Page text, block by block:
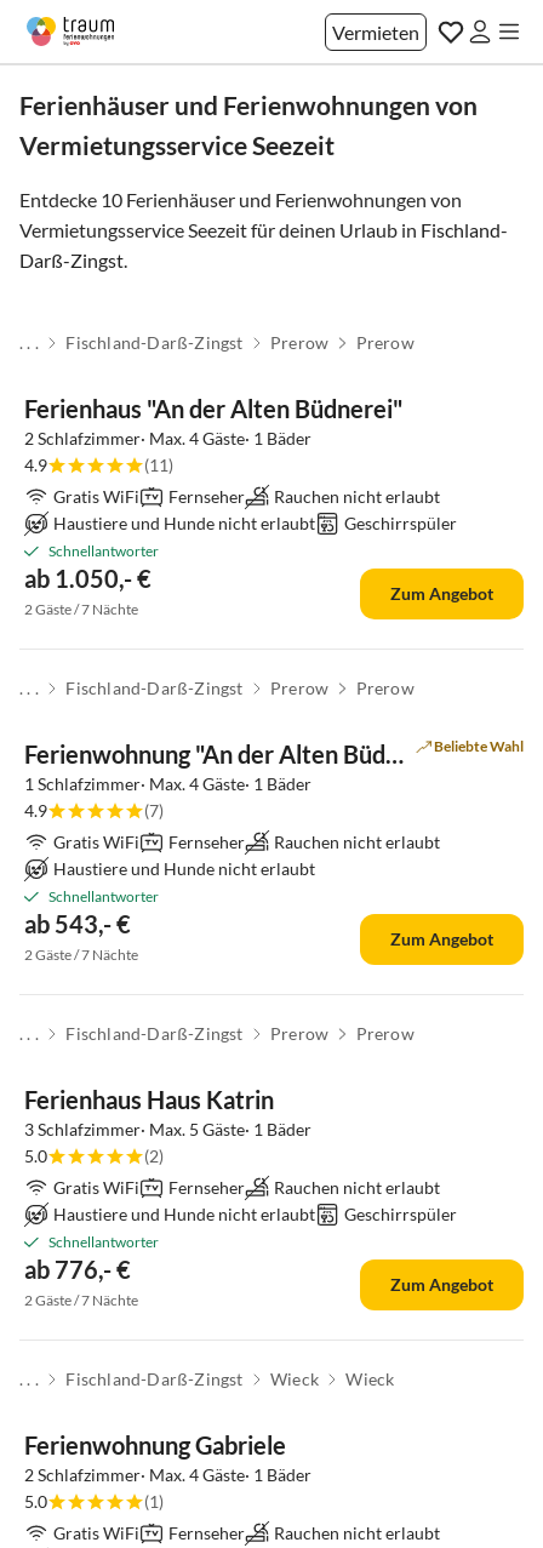
Vermieten
Ferienhäuser und Ferienwohnungen von
Vermietungsservice Seezeit
Entdecke 10 Ferienhäuser und Ferienwohnungen von
Vermietungsservice Seezeit für deinen Urlaub in Fischland-
Darß-Zingst.
. . . Fischland-Darß-Zingst Prerow Prerow
Ferienhaus "An der Alten Büdnerei"
2 Schlafzimmer· Max. 4 Gäste· 1 Bäder
4.9
(11)
Gratis WiFi
Fernseher
Rauchen nicht erlaubt
Haustiere und Hunde nicht erlaubt
Geschirrspüler
Schnellantworter
ab 1.050,- €
2 Gäste / 7 Nächte
Zum Angebot
. . . Fischland-Darß-Zingst Prerow Prerow
Ferienwohnung "An der Alten Büdnerei" Beliebte Wahl
1 Schlafzimmer· Max. 4 Gäste· 1 Bäder
4.9
(7)
Gratis WiFi
Fernseher
Rauchen nicht erlaubt
Haustiere und Hunde nicht erlaubt
Schnellantworter
ab 543,- €
2 Gäste / 7 Nächte
Zum Angebot
. . . Fischland-Darß-Zingst Prerow Prerow
Ferienhaus Haus Katrin
3 Schlafzimmer· Max. 5 Gäste· 1 Bäder
5.0
(2)
Gratis WiFi
Fernseher
Rauchen nicht erlaubt
Haustiere und Hunde nicht erlaubt
Geschirrspüler
Schnellantworter
ab 776,- €
2 Gäste / 7 Nächte
Zum Angebot
. . . Fischland-Darß-Zingst Wieck Wieck
Ferienwohnung Gabriele
2 Schlafzimmer· Max. 4 Gäste· 1 Bäder
5.0
(1)
Gratis WiFi
Fernseher
Rauchen nicht erlaubt